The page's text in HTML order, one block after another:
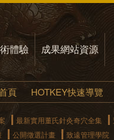
體驗 成果網站資源
頁 HOTKEY快速導覽
最新實用董氏針灸奇穴全集
公開徵選計畫 致遠管理學院